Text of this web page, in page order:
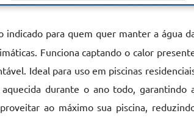
indicado para quem quer manter a água
Funciona captando o calor
Ideal para uso em piscinas
durante o ano todo, garantindo
ao máximo sua piscina,